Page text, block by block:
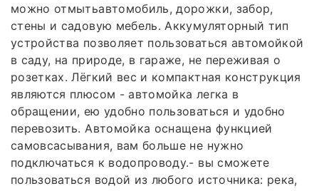
можно отмытьавтомобиль, дорожки, забор,
стены и садовую мебель. Аккумуляторный тип
устройства позволяет пользоваться автомойкой
в саду, на природе, в гараже, не переживая о
розетках. Лёгкий вес и компактная конструкция
являются плюсом - автомойка легка в
обращении, ею удобно пользоваться и удобно
перевозить. Автомойка оснащена функцией
самовсасывания, вам больше не нужно
подключаться к водопроводу.- вы сможете
пользоваться водой из любого источника: река,